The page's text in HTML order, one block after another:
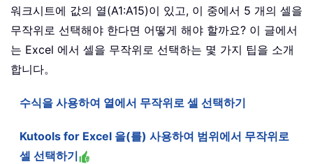
워크시트에 값의 열(A1:A15)이 있고, 이 중에서 5 개의 셀을
무작위로 선택해야 한다면 어떻게 해야 할까요? 이 글에서
는 Excel 에서 셀을 무작위로 선택하는 몇 가지 팁을 소개
합니다。
수식을 사용하여 열에서 무작위로 셀 선택하기
Kutools for Excel 을(를) 사용하여 범위에서 무작위로
셀 선택하기